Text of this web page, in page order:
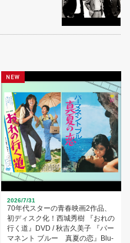
2026/7/31
70年代スターの青春映画2作品、
初ディスク化！西城秀樹 『おれの
行く道』DVD / 秋吉久美子 『パー
マネント ブルー 真夏の恋』Blu-